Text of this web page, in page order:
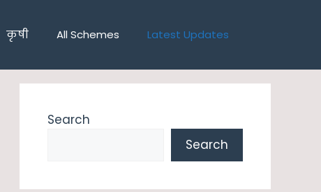
कृषी All Schemes Latest Updates
Search
Search